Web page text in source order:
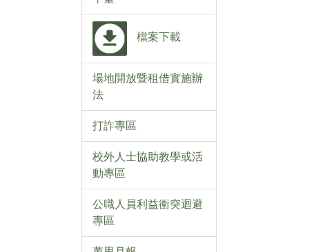
檔案下載
場地開放暨租借實施辦
法
打詐專區
校外人士協助教學或活
動專區
公職人員利益衝突迴避
專區